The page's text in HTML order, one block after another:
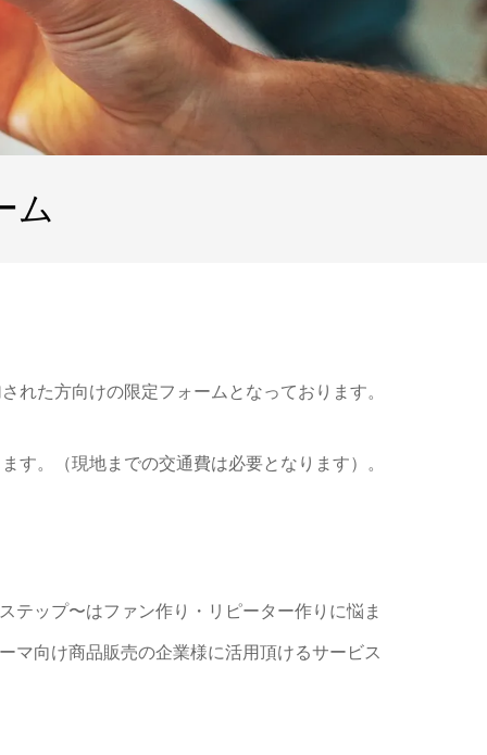
ム
れた方向けの限定フォームとなっております。
す。（現地までの交通費は必要となります）。
テップ〜はファン作り・リピーター作りに悩ま
マ向け商品販売の企業様に活用頂けるサービス